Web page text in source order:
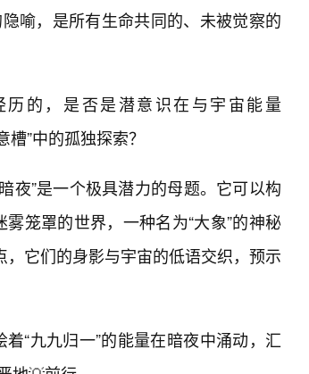
喻，是所有生命共同的、未被觉察的
的，是否是潜意识在与宇宙能量
”中的孤独探索？
夜”是一个极具潜力的母题。它可以构
笼罩的世界，一种名为“大象”的神秘
，它们的身影与宇宙的低语交织，预示
“九九归一”的能量在暗夜中涌动，汇